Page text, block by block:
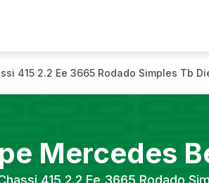
415 2.2 Ee 3665 Rodado Simples Tb
Mercedes
415 2.2 Ee 3665 Rodado